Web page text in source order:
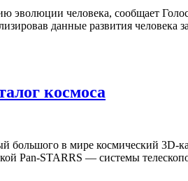
эволюции человека, сообщает
данные развития человека
космоса
в мире космический 3D-
Pan-STARRS — системы